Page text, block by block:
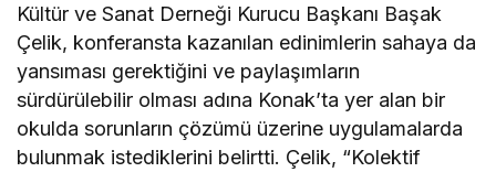
Kültür ve Sanat Derneği Kurucu Başkanı Başak
Çelik, konferansta kazanılan edinimlerin sahaya da
yansıması gerektiğini ve paylaşımların
sürdürülebilir olması adına Konak’ta yer alan bir
okulda sorunların çözümü üzerine uygulamalarda
bulunmak istediklerini belirtti. Çelik, “Kolektif